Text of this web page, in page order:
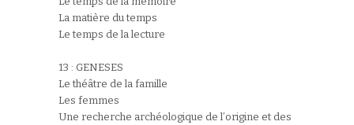
La matière du temps
Le temps de la lecture
13 : GENESES
Le théâtre de la famille
Les femmes
Une recherche archéologique de l’origine et des